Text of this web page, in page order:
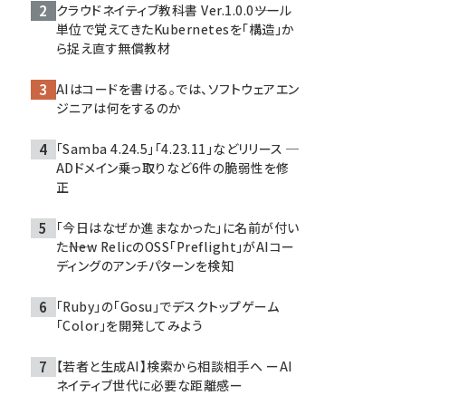
クラウドネイティブ教科書 Ver.1.0.0――ツール
単位で覚えてきたKubernetesを「構造」か
ら捉え直す無償教材
AIはコードを書ける。では、ソフトウェアエン
ジニアは何をするのか
「Samba 4.24.5」「4.23.11」などリリース ─
ADドメイン乗っ取りなど6件の脆弱性を修
正
「今日はなぜか進まなかった」に名前が付い
た――New RelicのOSS「Preflight」がAIコー
ディングのアンチパターンを検知
「Ruby」の「Gosu」でデスクトップゲーム
「Color」を開発してみよう
【若者と生成AI】検索から相談相手へ ーAI
ネイティブ世代に必要な距離感ー